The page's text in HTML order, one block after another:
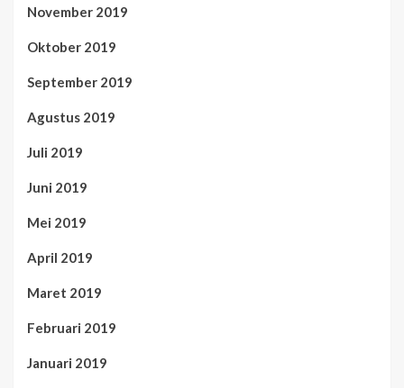
November 2019
Oktober 2019
September 2019
Agustus 2019
Juli 2019
Juni 2019
Mei 2019
April 2019
Maret 2019
Februari 2019
Januari 2019